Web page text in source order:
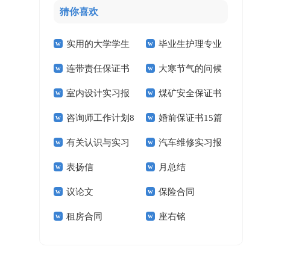
猜你喜欢
实用的大学学生
实习报告范文锦集六
篇
毕业生护理专业
求职信精选15篇
连带责任保证书 大寒节气的问候
祝福语
室内设计实习报
告汇编15篇
煤矿安全保证书
(15篇)
咨询师工作计划8
篇
婚前保证书15篇
有关认识与实习
报告模板集锦十篇
汽车维修实习报
告(汇编15篇)
表扬信 月总结
议论文 保险合同
租房合同 座右铭